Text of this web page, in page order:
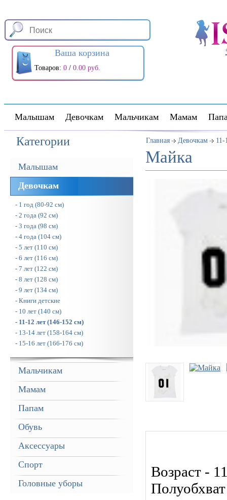
Ваша корзина
Товаров: 0 / 0.00 руб.
Малышам Девочкам Мальчикам Мамам
Категории
Малышам
Девочкам
- 1 год (80-92 см)
- 2 года (92 см)
- 3 года (98 см)
- 4 года (104 см)
- 5 лет (110 см)
- 6 лет (116 см)
- 7 лет (122 см)
- 8 лет (128 см)
- 9 лет (134 см)
- Книги детские
- 10 лет (140 см)
- 11-12 лет (146-152 см)
- 13-14 лет (158-164 см)
- 15-16 лет (166-176 см)
Мальчикам
Мамам
Папам
Обувь
Аксессуары
Спорт
Головные уборы
Главная Девочкам 11-
Майка
Возраст -